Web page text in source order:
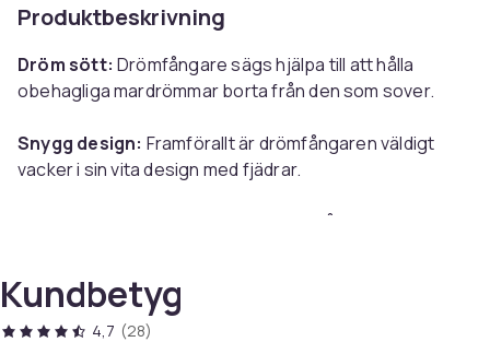
Produktbeskrivning
Dröm sött:Drömfångare sägs hjälpa till att hålla
obehagliga mardrömmar borta från den som sover.
Snygg design: Framförallt är drömfångaren väldigt
vacker i sin vita design med fjädrar.
Drömfångaren är
inredningsdetalj i fönstret och på andra platser i ditt
hem.
Kundbetyg
4,7 (28)